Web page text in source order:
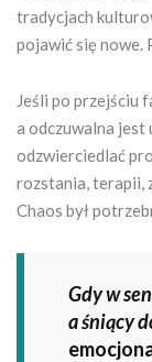
tradycjach
pojawić się nowe.
Jeśli po przejściu
a odczuwalna jest
odzwierciedlać
rozstania, terapii,
Chaos był
Gdy w
a śniący